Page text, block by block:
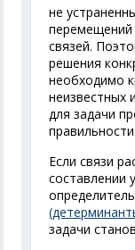
не
перемещений
связей.
решения
необходимо
неизвестных
для задачи
Если связи
составлении
задачи